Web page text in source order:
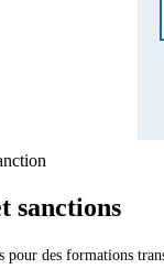
sanctions
pour des formations